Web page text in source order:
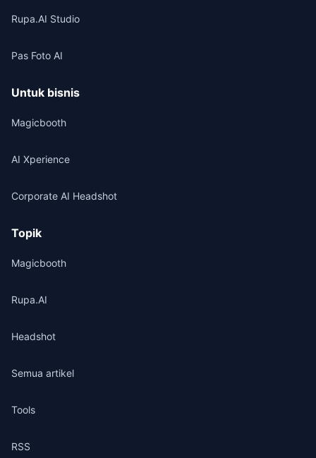
Rupa.AI Studio
Pas Foto AI
Untuk bisnis
Magicbooth
AI Xperience
Corporate AI Headshot
Topik
Magicbooth
Rupa.AI
Headshot
Semua artikel
Tools
RSS